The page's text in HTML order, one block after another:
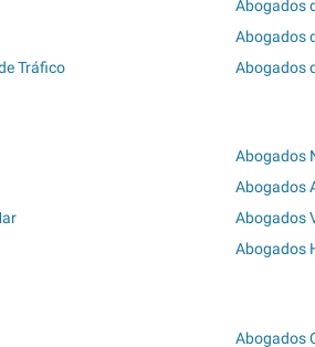
Tráfico
Abogados
Abogados
Abogados
Abogados
Abogados
Abogados
Abogados
Abogados